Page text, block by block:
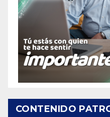
CONTENIDO